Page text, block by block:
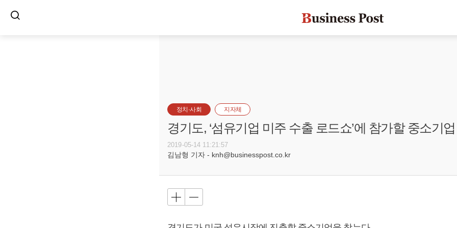
정치·사회 지자체
경기도, ‘섬유기업 미주 수출 로드쇼’에 참가할 중소기
2019-05-14 11:21:57
김남형 기자 - knh@businesspost.co.kr